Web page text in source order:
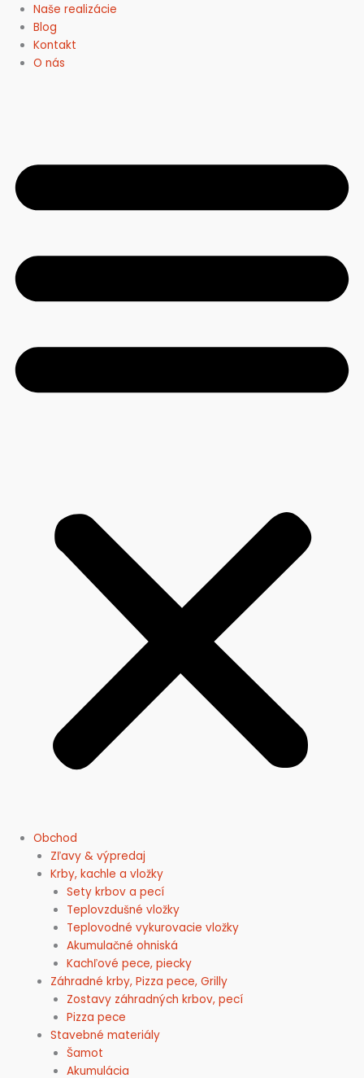
Naše realizácie
Blog
Kontakt
O nás
Obchod
Zľavy & výpredaj
Krby, kachle a vložky
Sety krbov a pecí
Teplovzdušné vložky
Teplovodné vykurovacie vložky
Akumulačné ohniská
Kachľové pece, piecky
Záhradné krby, Pizza pece, Grilly
Zostavy záhradných krbov, pecí
Pizza pece
Stavebné materiály
Šamot
Akumulácia